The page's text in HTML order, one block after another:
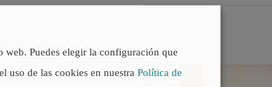
la creación y
Puedes elegir la configuración que
uso de las cookies en nuestra Política de